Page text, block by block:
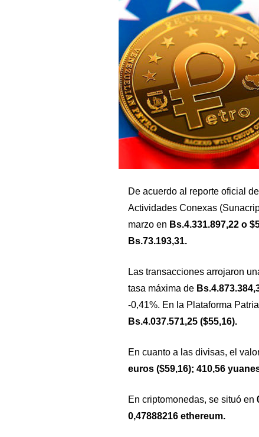
De acuerdo al reporte oficial
Actividades Conexas
marzo en Bs.4.331.897,22 o
Bs.73.193,31.
Las transacciones arrojaron
tasa máxima de
-0,41%. En la Plataforma
Bs.4.037.571,25 ($55,16).
En cuanto a las divisas, el
euros ($59,16); 410,56
En criptomonedas, se situó en
0,47888216 ethereum.